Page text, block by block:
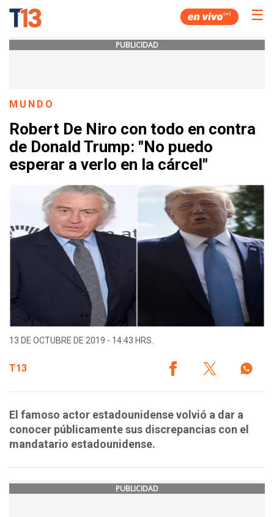
☰
PUBLICIDAD
MUNDO
Robert De Niro con todo en contra
de Donald Trump: "No puedo
esperar a verlo en la cárcel"
13 DE OCTUBRE DE 2019 - 14:43 HRS.
T13
El famoso actor estadounidense volvió a dar a
conocer públicamente sus discrepancias con el
mandatario estadounidense.
PUBLICIDAD